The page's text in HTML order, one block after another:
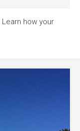
Learn how your